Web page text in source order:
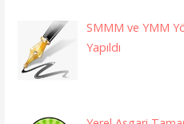
SMMM ve YMM
Yapıldı